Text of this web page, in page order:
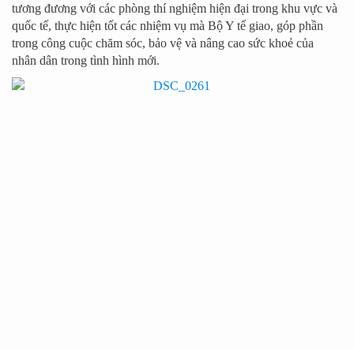
tương đương với các phòng thí nghiệm hiện đại trong khu vực và
quốc tế, thực hiện tốt các nhiệm vụ mà Bộ Y tế giao, góp phần
trong công cuộc chăm sóc, bảo vệ và nâng cao sức khoẻ của
nhân dân trong tình hình mới.